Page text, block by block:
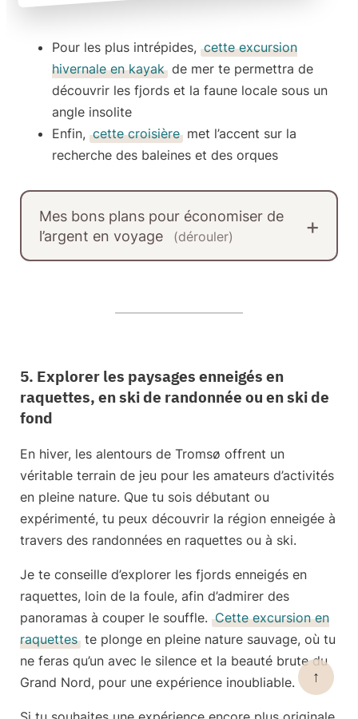
Pour les plus intrépides, cette excursion
hivernale en kayak de mer te permettra de
découvrir les fjords et la faune locale sous un
angle insolite
Enfin, cette croisière met l’accent sur la
recherche des baleines et des orques
Mes bons plans pour économiser de
l’argent en voyage
(dérouler)
5. Explorer les paysages enneigés en
raquettes, en ski de randonnée ou en ski de
fond
En hiver, les alentours de Tromsø offrent un
véritable terrain de jeu pour les amateurs d’activités
en pleine nature. Que tu sois débutant ou
expérimenté, tu peux découvrir la région enneigée à
travers des randonnées en raquettes ou à ski.
Je te conseille d’explorer les fjords enneigés en
raquettes, loin de la foule, afin d’admirer des
panoramas à couper le souffle. Cette excursion en
raquettes te plonge en pleine nature sauvage, où tu
ne feras qu’un avec le silence et la beauté brute du
Grand Nord, pour une expérience inoubliable.
↑